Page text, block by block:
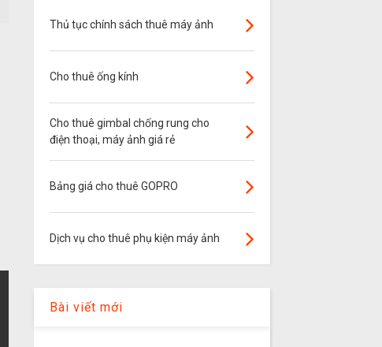
Thủ tục chính sách thuê máy ảnh
Cho thuê ống kính
Cho thuê gimbal chống rung cho
điện thoại, máy ảnh giá rẻ
Bảng giá cho thuê GOPRO
Dịch vụ cho thuê phụ kiện máy ảnh
Bài viết mới